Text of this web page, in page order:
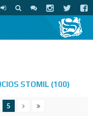
STOMIL (100)
5